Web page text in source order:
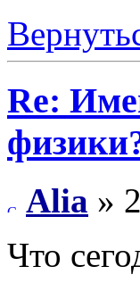
Re:
Alia »
Что